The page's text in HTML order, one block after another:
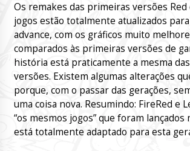
Os remakes das primeiras versões Red
jogos estão totalmente atualizados
advance, com os gráficos muito
comparados às primeiras versões de
história está praticamente a mesma
versões. Existem algumas alterações
porque, com o passar das gerações,
uma coisa nova. Resumindo: FireRed e
“os mesmos jogos” que foram lançados
está totalmente adaptado para esta